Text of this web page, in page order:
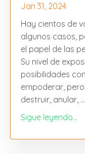
Jan 31, 2024
Hay cientos de
algunos casos,
el papel de las
Su nivel de
posibilidades
empoderar,
destruir, anular, ...
Sigue leyendo...